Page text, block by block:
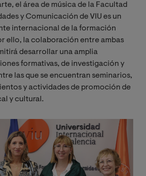
el área de música de la Facultad
y Comunicación de VIU es un
internacional de la formación
ello, la colaboración entre ambas
desarrollar una amplia
formativas, de investigación y
las que se encuentran seminarios,
y actividades de promoción de
y cultural.
Image